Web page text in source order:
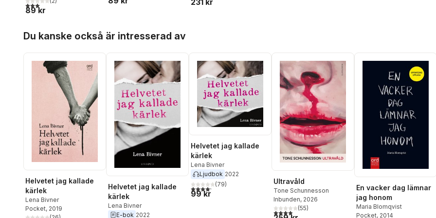
3,0utav 5 stjärnor. Totalt antal röster:
89 kr
Du kanske också är intresserad av
Helvetet jag kallade
kärlek
Lena Bivner
Pocket, 2019
Helvetet jag kallade
kärlek
Lena Bivner
E-bok 2022
Helvetet jag kallade
kärlek
Lena Bivner
Ljudbok 2022
4,2utav 5 stjärnor. Totalt antal röster:
(79)
99 kr
Ultravåld
Tone Schunnesson
Inbunden, 2026
3,9utav 5 stjärnor. Totalt antal röster:
(55)
En vacker dag lämnar
jag honom
Maria Blomqvist
Pocket, 2014